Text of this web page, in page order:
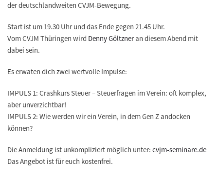
der deutschlandweiten CVJM-Bewegung.
Start ist um 19.30 Uhr und das Ende gegen 21.45 Uhr.
Vom CVJM Thüringen wird Denny Göltzneran diesem Abend mit
dabei sein.
Es erwaten dich zwei wertvolle Impulse:
IMPULS 1: Crashkurs Steuer – Steuerfragen im Verein: oft komplex,
aber unverzichtbar!
IMPULS 2: Wie werden wir ein Verein, in dem Gen Z andocken
können?
Die Anmeldung ist unkompliziert möglich unter: cvjm-seminare.de
Das Angebot ist für euch kostenfrei.